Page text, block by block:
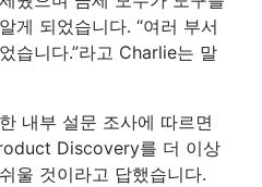
게 되었습니다. “여러 부서
습니다.”라고 Charlie는 말
내부 설문 조사에 따르면
Discovery를 더 이상
울 것이라고 답했습니다.